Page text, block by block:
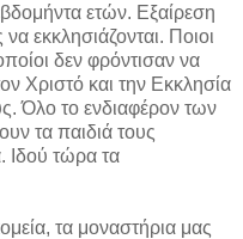
ετών. Εξαίρεση
εκκλησιάζονται. Ποιοι
δεν φρόντισαν να
Χριστό και την Εκκλησία
Όλο το ενδιαφέρον των
τα παιδιά τους
Ιδού τώρα τα
τα μοναστήρια μας